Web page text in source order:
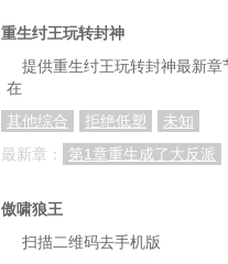
重生纣王玩转封神
提供重生纣王玩转封神最新
在
其他综合
拒绝低塑
未知
最新章：
第1章重生成了大反派
傲啸狼王
扫描二维码去手机版